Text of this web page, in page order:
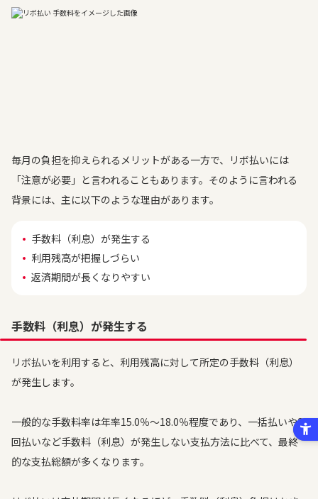
毎月の負担を抑えられるメリットがある一方で、リボ払いには
「注意が必要」と言われることもあります。そのように言われる
背景には、主に以下のような理由があります。
手数料（利息）が発生する
利用残高が把握しづらい
返済期間が長くなりやすい
手数料（利息）が発生する
リボ払いを利用すると、利用残高に対して所定の手数料（利息）
が発生します。
一般的な手数料率は年率15.0％～18.0％程度であり、一括払いや2
回払いなど手数料（利息）が発生しない支払方法に比べて、最終
的な支払総額が多くなります。